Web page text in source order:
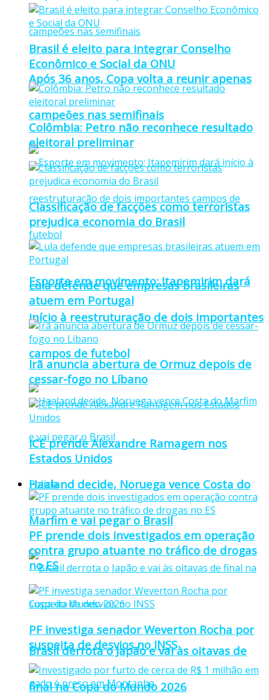
Após 36 anos, Copa volta a reunir apenas
campeões nas semifinais
Esporte em movimento: Itapemirim dará
início à reestruturação de dois importantes
campos de futebol
Haaland decide, Noruega vence Costa do
Marfim e vai pegar o Brasil
Brasil derrota o Japão e vai às oitavas de
final na Copa do Mundo 2026
Brasil é eleito para integrar Conselho
Econômico e Social da ONU
Colômbia: Petro não reconhece resultado
eleitoral preliminar
Classificação de facções como terroristas
prejudica economia do Brasil
Lula defende que empresas brasileiras
atuem em Portugal
Irã anuncia abertura de Ormuz depois de
cessar-fogo no Líbano
ICE prende Alexandre Ramagem nos
Estados Unidos
Polícia
PF prende dois investigados em operação
contra grupo atuante no tráfico de drogas
no ES
PF investiga senador Weverton Rocha por
suspeita de desvios no INSS